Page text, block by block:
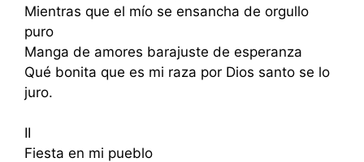
Mientras que el mío se ensancha de orgullo
puro
Manga de amores barajuste de esperanza
Qué bonita que es mi raza por Dios santo se lo
juro.
II
Fiesta en mi pueblo